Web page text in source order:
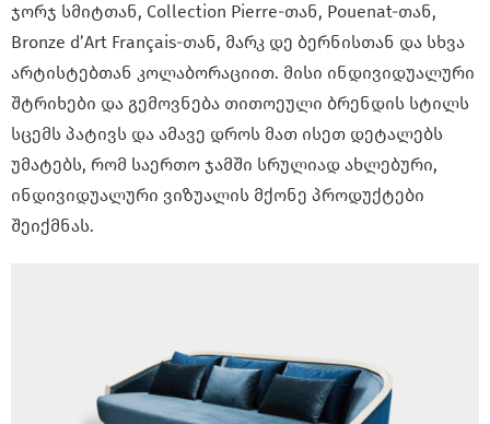
ჯორჯ სმიტთან, Collection Pierre-თან, Pouenat-თან,
Bronze d’Art Français-თან, მარკ დე ბერნისთან და სხვა
არტისტებთან კოლაბორაციით. მისი ინდივიდუალური
შტრიხები და გემოვნება თითოეული ბრენდის სტილს
სცემს პატივს და ამავე დროს მათ ისეთ დეტალებს
უმატებს, რომ საერთო ჯამში სრულიად ახლებური,
ინდივიდუალური ვიზუალის მქონე პროდუქტები
შეიქმნას.